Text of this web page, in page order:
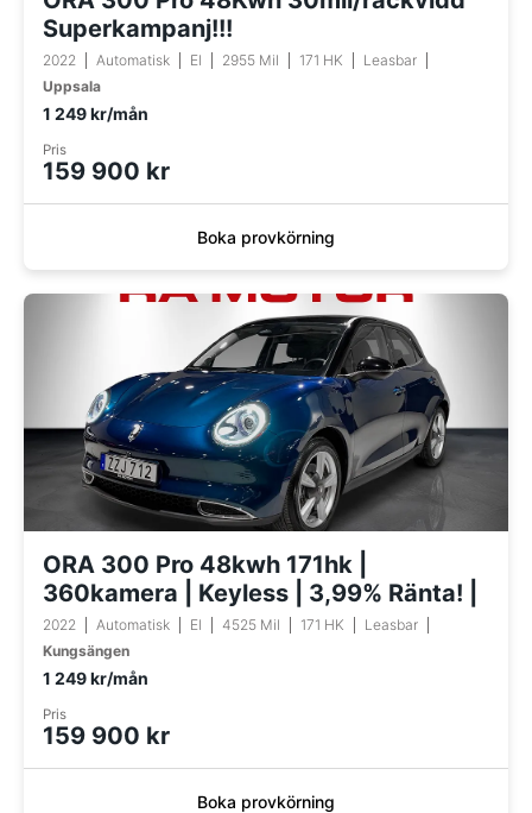
Superkampanj!!!
2022 Automatisk El 2955 Mil 171 HK
Leasbar
Uppsala
1 249 kr/mån
Pris
159 900 kr
Boka provkörning
ORA 300 Pro 48kwh 171hk |
360kamera | Keyless | 3,99% Ränta! |
2022 Automatisk El 4525 Mil 171 HK
Leasbar
Kungsängen
1 249 kr/mån
Pris
159 900 kr
Boka provkörning